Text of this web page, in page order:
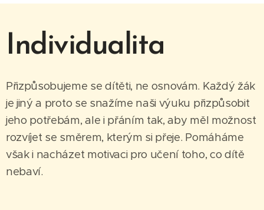
Individualita
Přizpůsobujeme se dítěti, ne osnovám. Každý žák
je jiný a proto se snažíme naši výuku přizpůsobit
jeho potřebám, ale i přáním tak, aby měl možnost
rozvíjet se směrem, kterým si přeje. Pomáháme
však i nacházet motivaci pro učení toho, co dítě
nebaví.